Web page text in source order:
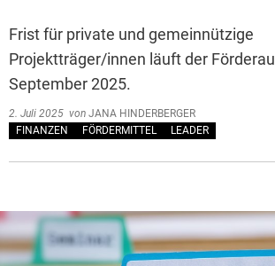
Frist für private und gemeinnützige
Projektträger/innen läuft der
September 2025.
2. Juli 2025 von JANA HINDERBERGER
FINANZEN
FÖRDERMITTEL LEADER